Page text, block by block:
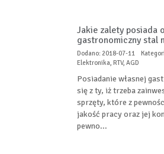
Jakie zalety posiada
gastronomiczny stal
Dodano: 2018-07-11
Elektronika, RTV, AGD
Posiadanie własnej
się z ty, iż trzeba
sprzęty, które z
jakość pracy oraz jej
pewno...